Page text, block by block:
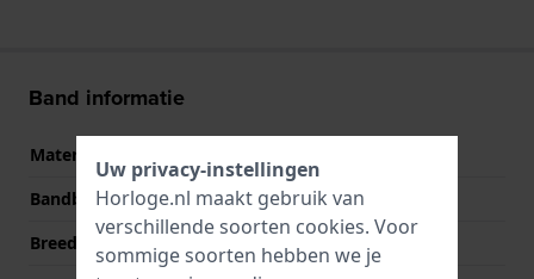
Band informatie
Materiaal Band
Bandbreedte
22 mm
Breedte bandaanzet
Uw privacy-instellingen
Horloge.nl maakt gebruik van
verschillende soorten cookies. Voor
sommige soorten hebben we je